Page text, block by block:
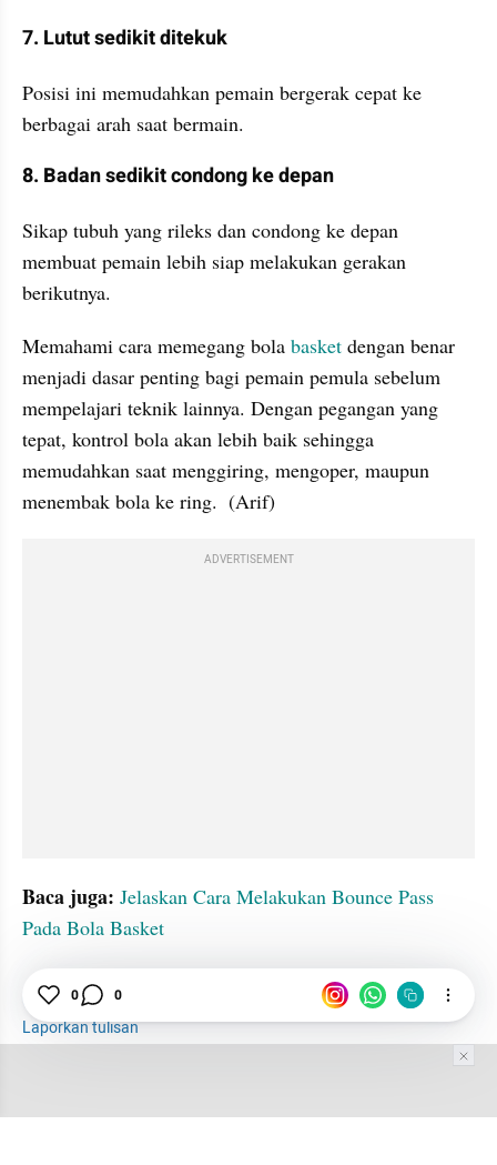
7. Lutut sedikit ditekuk
Posisi ini memudahkan pemain bergerak cepat ke
berbagai arah saat bermain.
8. Badan sedikit condong ke depan
Sikap tubuh yang rileks dan condong ke depan
membuat pemain lebih siap melakukan gerakan
berikutnya.
Memahami cara memegang bola basket dengan benar
menjadi dasar penting bagi pemain pemula sebelum
mempelajari teknik lainnya. Dengan pegangan yang
tepat, kontrol bola akan lebih baik sehingga
memudahkan saat menggiring, mengoper, maupun
menembak bola ke ring.  (Arif)
ADVERTISEMENT
Baca juga: Jelaskan Cara Melakukan Bounce Pass
Pada Bola Basket
tatatax2
Pemula
Laporkan tulisan
0 0